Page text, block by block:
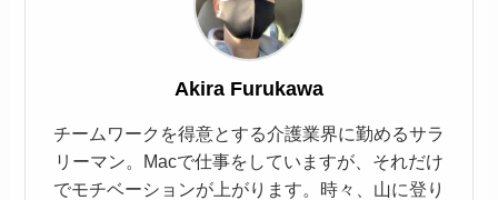
Akira Furukawa
チームワークを得意とする介護業界に勤めるサラ
リーマン。Macで仕事をしていますが、それだけ
でモチベーションが上がります。時々、山に登り